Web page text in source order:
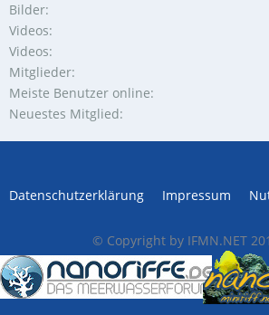
Bilder
Videos
Videos
Mitglieder
Meiste Benutzer online
Neuestes Mitglied
Datenschutzerklärung Impressum
© Copyright by IFMN.NET